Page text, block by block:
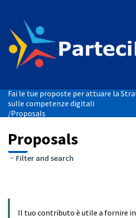
Fai le tue proposte per attuare la
sulle competenze digitali
/Proposals
Proposals
Filter and search
Il tuo contributo è utile a fornire